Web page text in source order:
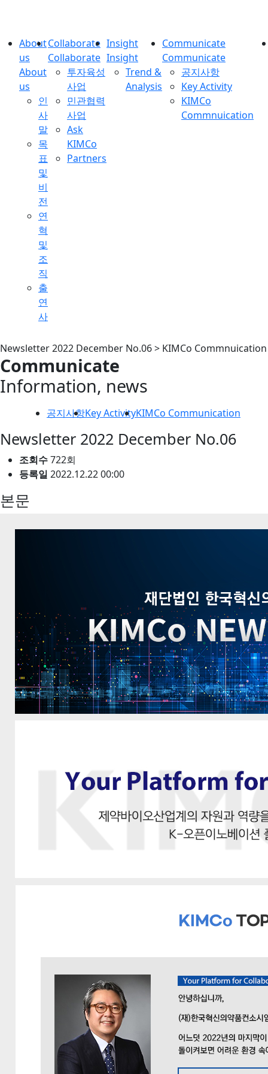
About
us
About
us
인
사
말
목
표
및
비
전
연
혁
및
조
직
출
연
사
Collaborate
Collaborate
투자육성
사업
민관협력
사업
Ask
KIMCo
Partners
Insight
Insight
Trend &
Analysis
Communicate
Communicate
공지사항
Key Activity
KIMCo
Commnuication
Newsletter 2022 December No.06 > KIMCo Commnuication
Communicate
Information, news
공지사항Key ActivityKIMCo Communication
Newsletter 2022 December No.06
조회수722회
등록일 2022.12.22 00:00
본문